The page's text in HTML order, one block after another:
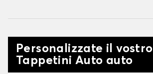
Personalizzate il vostro
Tappetini Auto auto